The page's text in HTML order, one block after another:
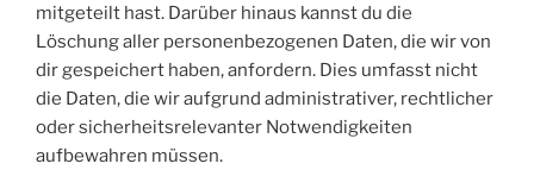
mitgeteilt hast. Darüber hinaus kannst du die
Löschung aller personenbezogenen Daten, die wir von
dir gespeichert haben, anfordern. Dies umfasst nicht
die Daten, die wir aufgrund administrativer, rechtlicher
oder sicherheitsrelevanter Notwendigkeiten
aufbewahren müssen.